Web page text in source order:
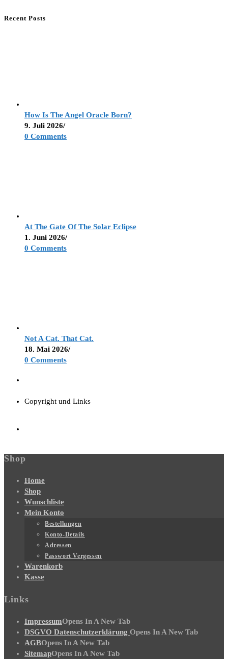
Recent Posts
How Is The Angel Oracle Born?
9. Juli 2026/
0 Comments
At The Gate Of The Solar Eclipse
1. Juni 2026/
0 Comments
Not A Cat. That Cat.
18. Mai 2026/
0 Comments
Copyright und Links
Shop
Home
Shop
Wunschliste
Mein Konto
Bestellungen
Konto-Details
Adressen
Passwort Vergessen
Warenkorb
Kasse
Links
ImpressumOpens In A New Tab
DSGVO Datenschutzerklärung Opens In A New Tab
AGBOpens In A New Tab
SitemapOpens In A New Tab